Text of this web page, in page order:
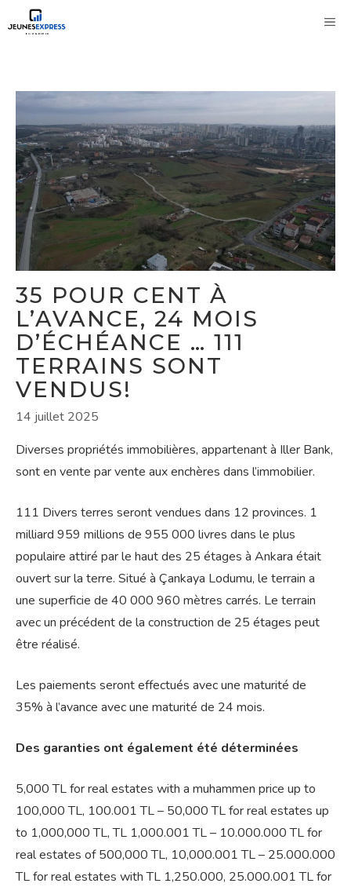
au
35 POUR CENT À
L’AVANCE, 24 MOIS
D’ÉCHÉANCE … 111
TERRAINS SONT
VENDUS!
14 juillet 2025
Diverses propriétés immobilières, appartenant à Iller Bank,
sont en vente par vente aux enchères dans l’immobilier.
111 Divers terres seront vendues dans 12 provinces. 1
milliard 959 millions de 955 000 livres dans le plus
populaire attiré par le haut des 25 étages à Ankara était
ouvert sur la terre. Situé à Çankaya Lodumu, le terrain a
une superficie de 40 000 960 mètres carrés. Le terrain
avec un précédent de la construction de 25 étages peut
être réalisé.
Les paiements seront effectués avec une maturité de
35% à l’avance avec une maturité de 24 mois.
Des garanties ont également été déterminées
5,000 TL for real estates with a muhammen price up to
100,000 TL, 100.001 TL – 50,000 TL for real estates up
to 1,000,000 TL, TL 1,000.001 TL – 10.000.000 TL for
real estates of 500,000 TL, 10,000.001 TL – 25.000.000
TL for real estates with TL 1,250.000, 25.000.001 TL for